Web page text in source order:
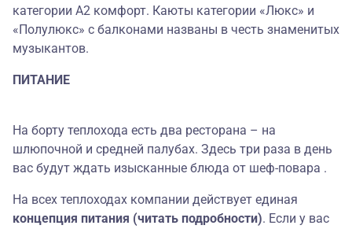
категории А2 комфорт. Каюты категории «Люкс» и
«Полулюкс» с балконами названы в честь знаменитых
музыкантов.
ПИТАНИЕ
На борту теплохода есть два ресторана – на
шлюпочной и средней палубах. Здесь три раза в день
вас будут ждать изысканные блюда от шеф-повара .
На всех теплоходах компании действует единая
концепция питания (читать подробности). Если у вас